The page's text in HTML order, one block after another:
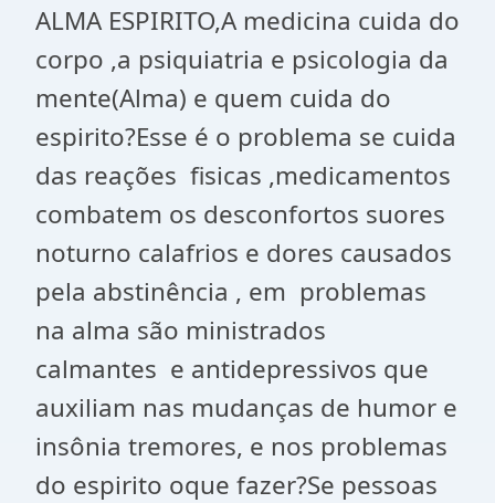
ALMA ESPIRITO,A medicina cuida do
corpo ,a psiquiatria e psicologia da
mente(Alma) e quem cuida do
espirito?Esse é o problema se cuida
das reações fisicas ,medicamentos
combatem os desconfortos suores
noturno calafrios e dores causados
pela abstinência , em problemas
na alma são ministrados
calmantes e antidepressivos que
auxiliam nas mudanças de humor e
insônia tremores, e nos problemas
do espirito oque fazer?Se pessoas